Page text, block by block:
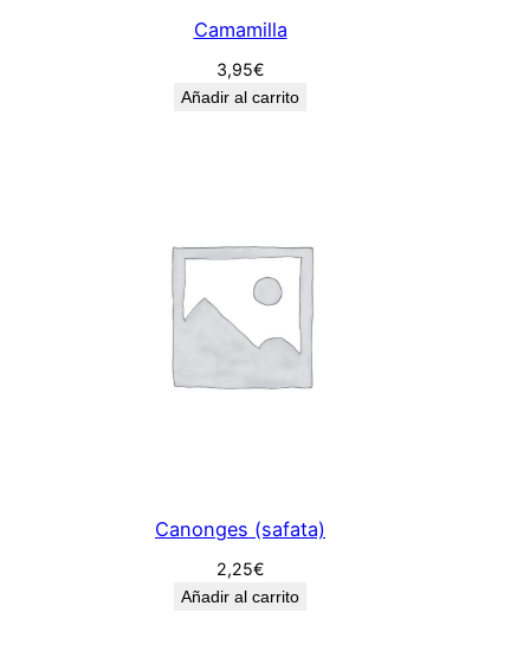
Camamilla
3,95€
Añadir al carrito
Canonges (safata)
2,25€
Añadir al carrito